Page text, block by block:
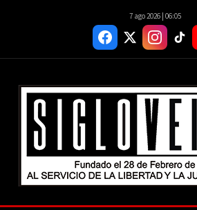
7 ago 2026 | 06:05